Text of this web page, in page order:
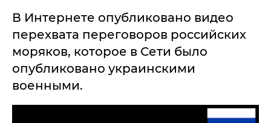
​В Интернете опубликовано видео
перехвата переговоров российских
моряков, которое в Сети было
опубликовано украинскими
военными.